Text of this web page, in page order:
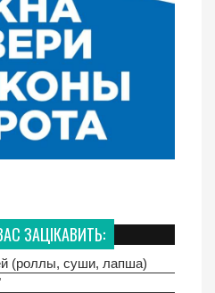
ЗАЦІКАВИТЬ:
(роллы, суши, лапша)